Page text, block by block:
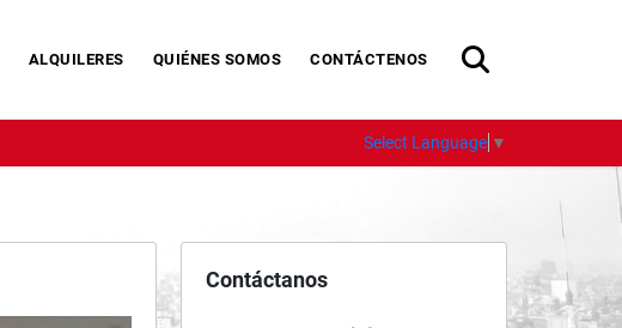
ALQUILERES QUIÉNES SOMOS CONTÁCTENOS
Select Language ▼
Contáctanos